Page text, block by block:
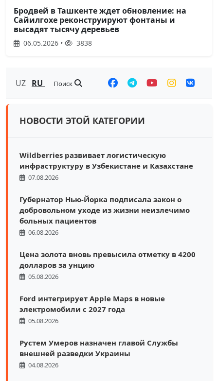
Бродвей в Ташкенте ждет обновление: на
Сайилгохе реконструируют фонтаны и
высадят тысячу деревьев
06.05.2026 • 3838
UZ RU Поиск
НОВОСТИ ЭТОЙ КАТЕГОРИИ
Wildberries развивает логистическую
инфраструктуру в Узбекистане и Казахстане
07.08.2026
Губернатор Нью-Йорка подписала закон о
добровольном уходе из жизни неизлечимо
больных пациентов
06.08.2026
Цена золота вновь превысила отметку в 4200
долларов за унцию
05.08.2026
Ford интегрирует Apple Maps в новые
электромобили с 2027 года
05.08.2026
Рустем Умеров назначен главой Службы
внешней разведки Украины
04.08.2026